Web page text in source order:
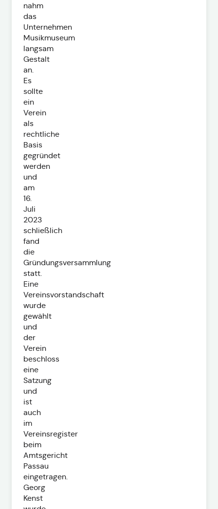
nahm
das
Unternehmen
Musikmuseum
langsam
Gestalt
an.
Es
sollte
ein
Verein
als
rechtliche
Basis
gegründet
werden
und
am
16.
Juli
2023
schließlich
fand
die
Gründungsversammlung
statt.
Eine
Vereinsvorstandschaft
wurde
gewählt
und
der
Verein
beschloss
eine
Satzung
und
ist
auch
im
Vereinsregister
beim
Amtsgericht
Passau
eingetragen.
Georg
Kenst